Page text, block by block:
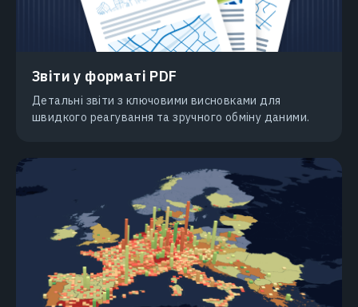
Звіти у форматі PDF
Детальні звіти з ключовими висновками для
швидкого реагування та зручного обміну даними.